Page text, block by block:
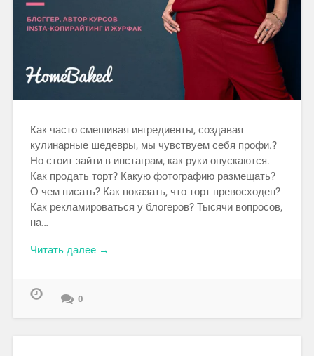
Как часто смешивая ингредиенты, создавая
кулинарные шедевры, мы чувствуем себя профи.?
Но стоит зайти в инстаграм, как руки опускаются.
Как продать торт? Какую фотографию размещать?
О чем писать? Как показать, что торт превосходен?
Как рекламироваться у блогеров? Тысячи вопросов,
на…
Читать далее →
0